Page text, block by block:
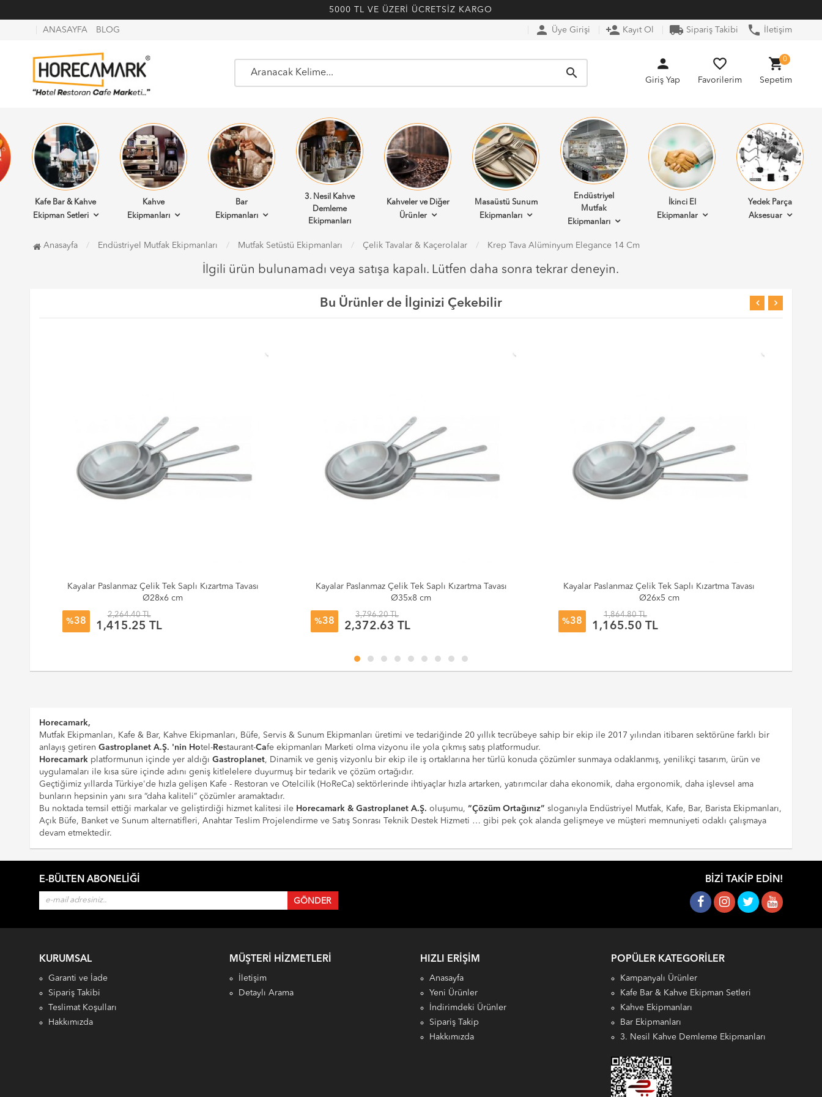
5000 TL VE ÜZERİ ÜCRETSİZ KARGO
ANASAYFA BLOG person Üye Girişi person_add Kayıt Ol local_shipping Sipariş Takibi phone İletişim
search
person
Giriş Yap
favorite_border
Favorilerim
shopping_cart
Sepetim
0
Kafe Bar & Kahve
Ekipman Setleri
Kahve
Ekipmanları
Bar
Ekipmanları
3. Nesil Kahve
Demleme
Ekipmanları
Kahveler ve Diğer
Ürünler
Masaüstü Sunum
Ekipmanları
Endüstriyel
Mutfak
Ekipmanları
İkinci El
Ekipmanlar
Yedek Parça
Aksesuar
Anasayfa Endüstriyel Mutfak Ekipmanları Mutfak Setüstü Ekipmanları Çelik Tavalar & Kaçerolalar Krep Tava Alüminyum Elegance 14 Cm
İlgili ürün bulunamadı veya satışa kapalı. Lütfen daha sonra tekrar deneyin.
Bu Ürünler de İlginizi Çekebilir
Kayalar Paslanmaz Çelik Tek Saplı Kızartma Tavası
Ø28x6 cm
%38
2,264.40 TL
1,415.25 TL
Kayalar Paslanmaz Çelik Tek Saplı Kızartma Tavası
Ø35x8 cm
%38
3,796.20 TL
2,372.63 TL
Kayalar Paslanmaz Çelik Tek Saplı Kızartma Tavası
Ø26x5 cm
%38
1,864.80 TL
1,165.50 TL
Horecamark,
Mutfak Ekipmanları, Kafe & Bar, Kahve Ekipmanları, Büfe, Servis & Sunum Ekipmanları üretimi ve tedariğinde 20 yıllık tecrübeye sahip bir ekip ile 2017 yılından itibaren sektörüne farklı bir
anlayış getiren Gastroplanet A.Ş. 'nin Hotel-Restaurant-Cafe ekipmanları Marketi olma vizyonu ile yola çıkmış satış platformudur.
Horecamarkplatformunun içinde yer aldığı Gastroplanet, Dinamik ve geniş vizyonlu bir ekip ile iş ortaklarına her türlü konuda çözümler sunmaya odaklanmış, yenilikçi tasarım, ürün ve
uygulamaları ile kısa süre içinde adını geniş kitlelelere duyurmuş bir tedarik ve çözüm ortağıdır.
Geçtiğimiz yıllarda Türkiye'de hızla gelişen Kafe - Restoran ve Otelcilik (HoReCa) sektörlerinde ihtiyaçlar hızla artarken, yatırımcılar daha ekonomik, daha ergonomik, daha işlevsel ama
bunların hepsinin yanı sıra “daha kaliteli” çözümler aramaktadır.
Bu noktada temsil ettiği markalar ve geliştirdiği hizmet kalitesi ile Horecamark & Gastroplanet A.Ş. oluşumu, “Çözüm Ortağınız” sloganıyla Endüstriyel Mutfak, Kafe, Bar, Barista Ekipmanları,
Açık Büfe, Banket ve Sunum alternatifleri, Anahtar Teslim Projelendirme ve Satış Sonrası Teknik Destek Hizmeti … gibi pek çok alanda gelişmeye ve müşteri memnuniyeti odaklı çalışmaya
devam etmektedir.
E-BÜLTEN ABONELIĞI BIZI TAKIP EDIN!
KURUMSAL
Garanti ve İade
Sipariş Takibi
Teslimat Koşulları
Hakkımızda
MÜŞTERI HIZMETLERI
İletişim
Detaylı Arama
HIZLI ERIŞIM
Anasayfa
Yeni Ürünler
İndirimdeki Ürünler
Sipariş Takip
Hakkımızda
POPÜLER KATEGORILER
Kampanyalı Ürünler
Kafe Bar & Kahve Ekipman Setleri
Kahve Ekipmanları
Bar Ekipmanları
3. Nesil Kahve Demleme Ekipmanları